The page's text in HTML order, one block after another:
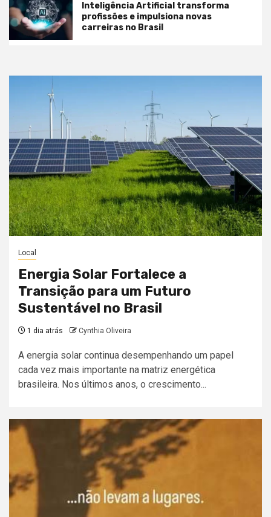
Inteligência Artificial transforma
profissões e impulsiona novas
carreiras no Brasil
Local
Energia Solar Fortalece a
Transição para um Futuro
Sustentável no Brasil
1 dia atrás Cynthia Oliveira
A energia solar continua desempenhando um papel
cada vez mais importante na matriz energética
brasileira. Nos últimos anos, o crescimento...